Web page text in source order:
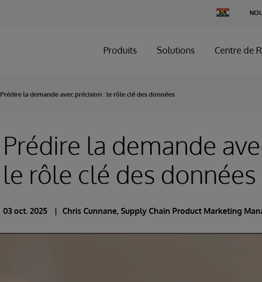
Change
Country
Produits Solutions Centre de
Prédire la demande avec précision : le rôle clé des données
Prédire la demande
le rôle clé des données
03 oct. 2025 Chris Cunnane, Supply Chain Product Marketing